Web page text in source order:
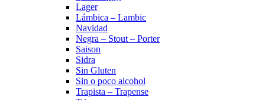
Lager
Lámbica – Lambic
Navidad
Negra – Stout – Porter
Saison
Sidra
Sin Gluten
Sin o poco alcohol
Trapista – Trapense